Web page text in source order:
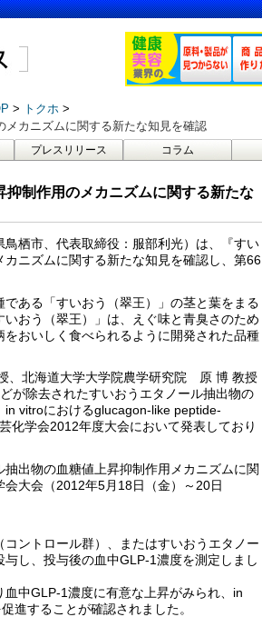
トクホ
メカニズムに関する新たな知見を確認
プレスリリース コラム
抑制作用のメカニズムに関する新たな
栖市、代表取締役：服部利光）は、『すい
ニズムに関する新たな知見を確認し、第66
ある「すいおう（翠王）」の茎と葉をまる
おう（翠王）」は、えぐ味と青臭さのため
おいしく食べられるように開発された品種
北海道大学大学院農学研究院 原 博 教授
が除去されたすいおうエタノール抽出物の
in vitroにおけるglucagon-like peptide-
化学会2012年度大会において発表しており
出物の血糖値上昇抑制作用メカニズムに関
大会（2012年5月18日（金）～20日
ントロール群）、またはすいおうエタノー
し、投与後の血中GLP-1濃度を測定しまし
中GLP-1濃度に有意な上昇がみられ、in
進することが確認されました。